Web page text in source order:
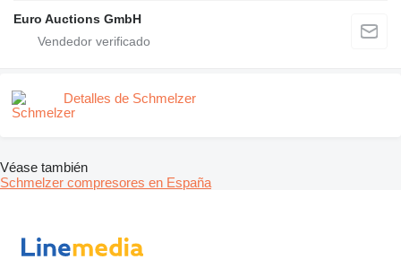
Euro Auctions GmbH
Detalles de Schmelzer
Véase también
Schmelzer compresores en España